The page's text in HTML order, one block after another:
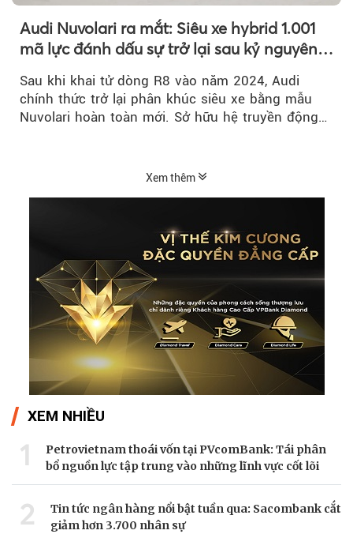
Audi Nuvolari ra mắt: Siêu xe hybrid 1.001
mã lực đánh dấu sự trở lại sau kỷ nguyên
Sau khi khai tử dòng R8 vào năm 2024, Audi
chính thức trở lại phân khúc siêu xe bằng mẫu
Nuvolari hoàn toàn mới. Sở hữu hệ truyền động
xem là tuyên ngôn mới của Audi trong kỷ nguyên
Xem thêm
XEM NHIỀU
1
Petrovietnam thoái vốn tại PVcomBank: Tái phân
bổ nguồn lực tập trung vào những lĩnh vực cốt lõi
2
Tin tức ngân hàng nổi bật tuần qua: Sacombank cắt
giảm hơn 3.700 nhân sự